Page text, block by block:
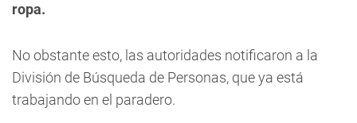
ropa.
No obstante esto, las autoridades notificaron a la
División de Búsqueda de Personas, que ya está
trabajando en el paradero.